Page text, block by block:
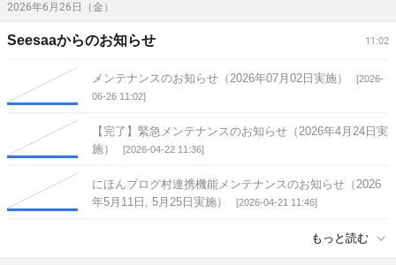
2026年6月26日（金）
11:02
Seesaaからのお知らせ
メンテナンスのお知らせ（2026年07月02日実施）
[2026-
06-26 11:02]
【完了】緊急メンテナンスのお知らせ（2026年4月24日実
施）
[2026-04-22 11:36]
にほんブログ村連携機能メンテナンスのお知らせ（2026
年5月11日, 5月25日実施）
[2026-04-21 11:46]
もっと読む